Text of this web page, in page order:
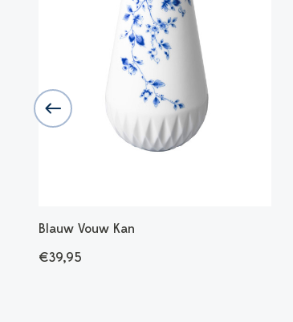
Blauw Vouw Kan
€39,95